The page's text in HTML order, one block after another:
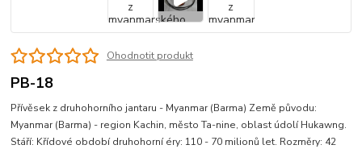
Ohodnotit produkt
PB-18
Přívěsek z druhohorního jantaru - Myanmar (Barma) Země původu:
Myanmar (Barma) - region Kachin, město Ta-nine, oblast údolí Hukawng.
Stáří: Křídové období druhohorní éry: 110 - 70 milionů let. Rozměry: 42